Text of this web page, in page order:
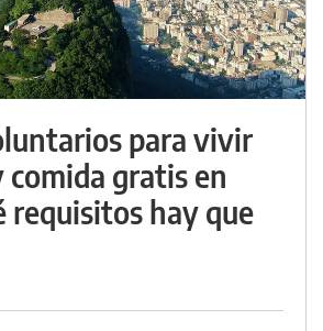
para vivir
comida gratis en
requisitos hay que